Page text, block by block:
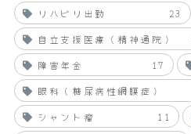
リハビリ出勤 23
自立支援医療（精神通院）
障害年金
17
眼科（糖尿病性網膜症）
シャント瘤
11